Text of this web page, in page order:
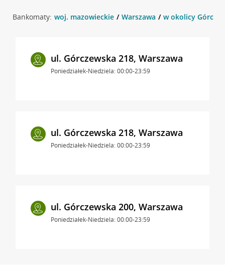
Bankomaty: woj. mazowieckie Warszawa w okolicy
ul. Górczewska 218, Warszawa
Poniedziałek-Niedziela: 00:00-23:59
ul. Górczewska 218, Warszawa
Poniedziałek-Niedziela: 00:00-23:59
ul. Górczewska 200, Warszawa
Poniedziałek-Niedziela: 00:00-23:59